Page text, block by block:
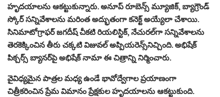
హృదయాలను ఆకట్టుకున్నారు. అనూప్ రూబెన్స్ మ్యూజిక్, బ్యాగ్రౌండ్
స్కోర్ సన్నివేశాలను మరింత అద్భుతంగా కనెక్ట్ అయ్యేలా చేశాయి.
సినిమాటోగ్రాఫర్ జగదీష్ చీకటి రియలిస్టిక్, నేచురల్‌గా సన్నివేశాలను
తెరకెక్కించిన తీరు చక్కటి విజువల్ అప్పియరెన్స్‌నిచ్చింది. అభిషేక్
పిక్చర్స్ బ్యానర్‌పై అభిషేక్ నామా ఈ చిత్రాన్ని నిర్మించారు.
వైవిధ్యమైన పాత్రల మధ్య ఉండే భావోద్వేగాల ప్రయాణంగా
చిత్రీకరించిన ప్రేమ విమానం ప్రేక్షకుల హృదయాలను ఆకట్టుకుంది.